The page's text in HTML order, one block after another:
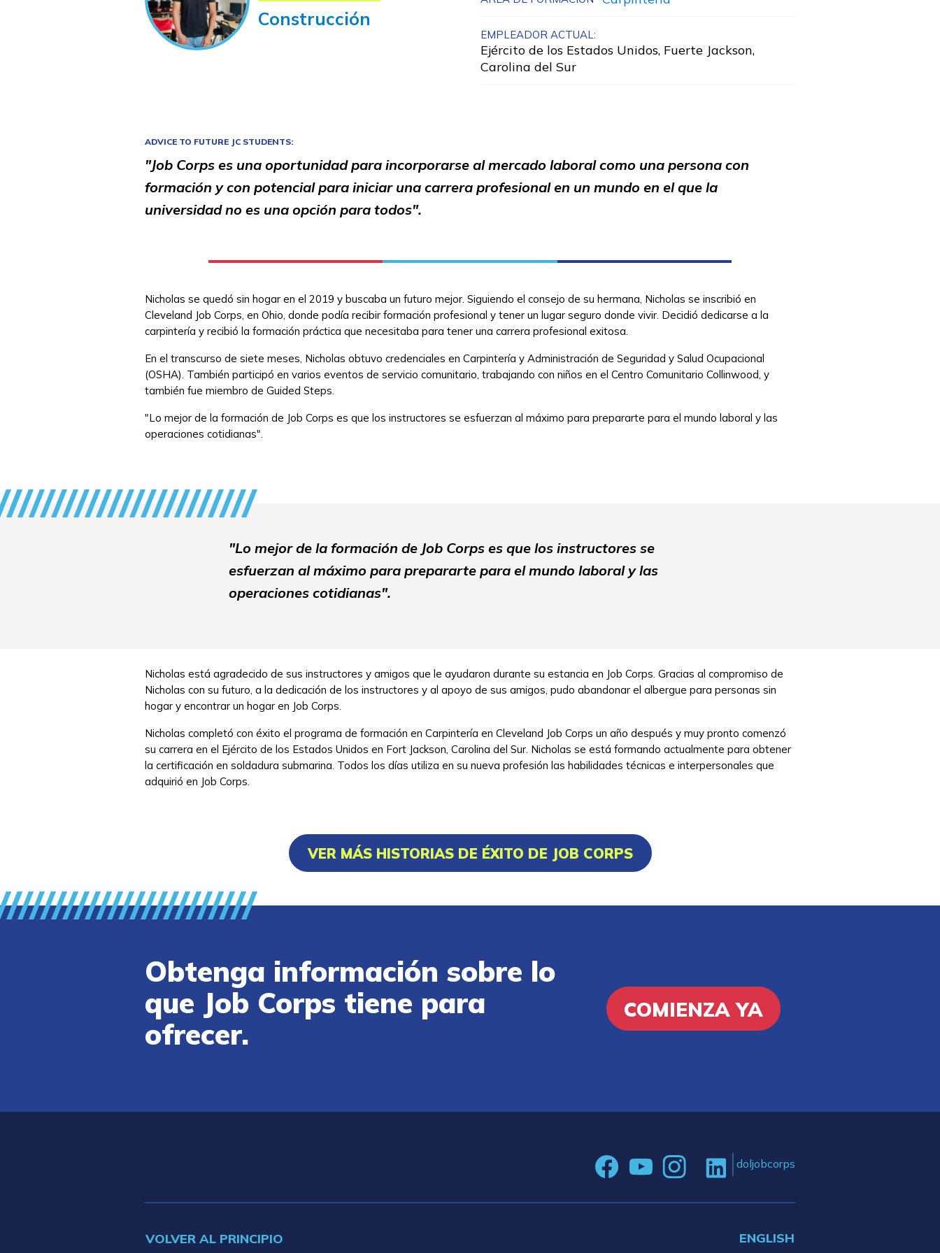
Construcción
EMPLEADOR ACTUAL:
Ejército de los Estados Unidos, Fuerte Jackson,
Carolina del Sur
ADVICE TO FUTURE JC STUDENTS:
"Job Corps es una oportunidad para incorporarse al mercado laboral como una persona con
formación y con potencial para iniciar una carrera profesional en un mundo en el que la
universidad no es una opción para todos".
Nicholas se quedó sin hogar en el 2019 y buscaba un futuro mejor. Siguiendo el consejo de su hermana, Nicholas se inscribió en
Cleveland Job Corps, en Ohio, donde podía recibir formación profesional y tener un lugar seguro donde vivir. Decidió dedicarse a la
carpintería y recibió la formación práctica que necesitaba para tener una carrera profesional exitosa.
En el transcurso de siete meses, Nicholas obtuvo credenciales en Carpintería y Administración de Seguridad y Salud Ocupacional
(OSHA). También participó en varios eventos de servicio comunitario, trabajando con niños en el Centro Comunitario Collinwood, y
también fue miembro de Guided Steps.
"Lo mejor de la formación de Job Corps es que los instructores se esfuerzan al máximo para prepararte para el mundo laboral y las
operaciones cotidianas".
"Lo mejor de la formación de Job Corps es que los instructores se
esfuerzan al máximo para prepararte para el mundo laboral y las
operaciones cotidianas".
Nicholas está agradecido de sus instructores y amigos que le ayudaron durante su estancia en Job Corps. Gracias al compromiso de
Nicholas con su futuro, a la dedicación de los instructores y al apoyo de sus amigos, pudo abandonar el albergue para personas sin
hogar y encontrar un hogar en Job Corps.
Nicholas completó con éxito el programa de formación en Carpintería en Cleveland Job Corps un año después y muy pronto comenzó
su carrera en el Ejército de los Estados Unidos en Fort Jackson, Carolina del Sur. Nicholas se está formando actualmente para obtener
la certificación en soldadura submarina. Todos los días utiliza en su nueva profesión las habilidades técnicas e interpersonales que
adquirió en Job Corps.
VER MÁS HISTORIAS DE ÉXITO DE JOB CORPS
Obtenga información sobre lo
que Job Corps tiene para
ofrecer.
COMIENZA YA
doljobcorps
VOLVER AL PRINCIPIO ENGLISH